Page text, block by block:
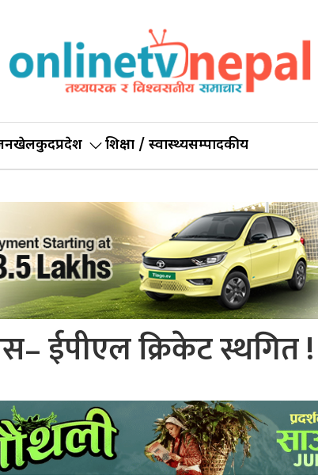
खेलकुदप्रदेश शिक्षा / स्वास्थ्यसम्पादकीय
ईपीएल क्रिकेट स्थगित !